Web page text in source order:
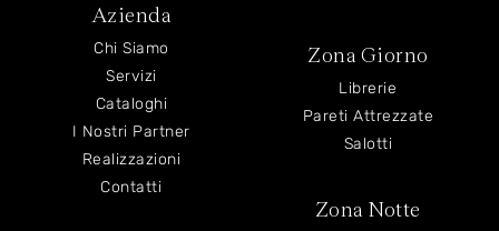
Azienda
Chi Siamo
Servizi
Cataloghi
I Nostri Partner
Realizzazioni
Contatti
Zona Giorno
Librerie
Pareti Attrezzate
Salotti
Zona Notte